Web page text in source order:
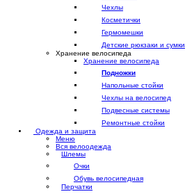
Чехлы
Косметички
Гермомешки
Детские рюкзаки и сумки
Хранение велосипеда
Хранение велосипеда
Подножки
Напольные стойки
Чехлы на велосипед
Подвесные системы
Ремонтные стойки
Одежда и защита
Меню
Вся велоодежда
Шлемы
Очки
Обувь велосипедная
Перчатки